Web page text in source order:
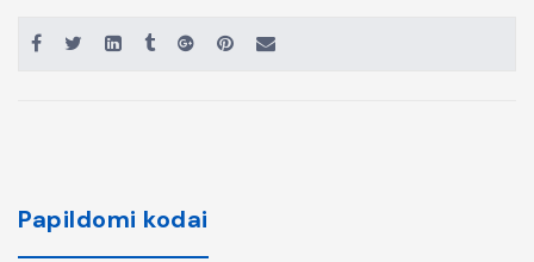
Papildomi kodai